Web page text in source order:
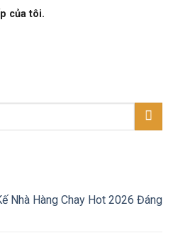
của tôi.
Nhà Hàng Chay Hot 2026 Đáng